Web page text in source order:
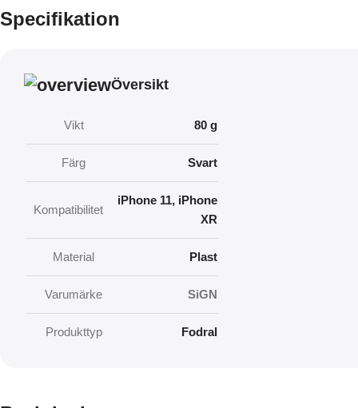
Specifikation
Översikt
Vikt 80 g
Färg Svart
Kompatibilitet
iPhone 11, iPhone
XR
Material Plast
Varumärke SiGN
Produkttyp Fodral